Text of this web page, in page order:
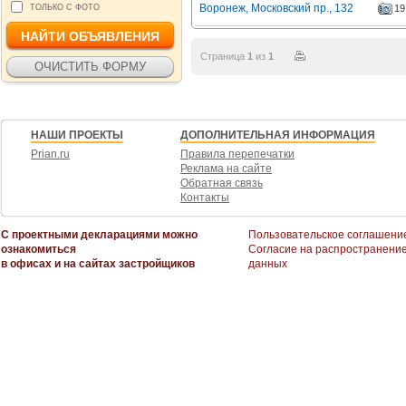
ТОЛЬКО С ФОТО Воронеж, Московский пр., 132 19
Страница 1 из 1
НАШИ ПРОЕКТЫ
Prian.ru
ДОПОЛНИТЕЛЬНАЯ ИНФОРМАЦИЯ
Правила перепечатки
Реклама на сайте
Обратная связь
Контакты
С проектными декларациями можно
ознакомиться
в офисах и на сайтах застройщиков
Пользовательское
Согласие на
данных